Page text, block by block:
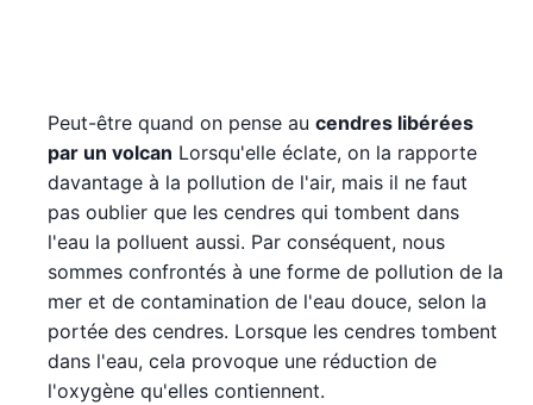
Peut-être quand on pense au cendres libérées
par un volcan Lorsqu'elle éclate, on la rapporte
davantage à la pollution de l'air, mais il ne faut
pas oublier que les cendres qui tombent dans
l'eau la polluent aussi. Par conséquent, nous
sommes confrontés à une forme de pollution de la
mer et de contamination de l'eau douce, selon la
portée des cendres. Lorsque les cendres tombent
dans l'eau, cela provoque une réduction de
l'oxygène qu'elles contiennent.